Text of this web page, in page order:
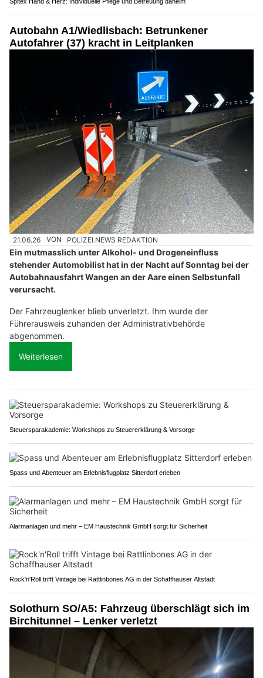
Autobahn A1/Wiedlisbach: Betrunkener
Autofahrer (37) kracht in Leitplanken
21.06.26 VON POLIZEI.NEWS REDAKTION
Ein mutmasslich unter Alkohol- und Drogeneinfluss
stehender Automobilist hat in der Nacht auf Sonntag bei der
Autobahnausfahrt Wangen an der Aare einen Selbstunfall
verursacht.
Der Fahrzeuglenker blieb unverletzt. Ihm wurde der
Führerausweis zuhanden der Administrativbehörde
abgenommen.
Weiterlesen
Steuersparakademie: Workshops zu Steuererklärung & Vorsorge
Spass und Abenteuer am Erlebnisflugplatz Sitterdorf erleben
Alarmanlagen und mehr – EM Haustechnik GmbH sorgt für Sicherheit
Rock'n'Roll trifft Vintage bei Rattlinbones AG in der Schaffhauser Altstadt
Solothurn SO/A5: Fahrzeug überschlägt sich im
Birchitunnel – Lenker verletzt